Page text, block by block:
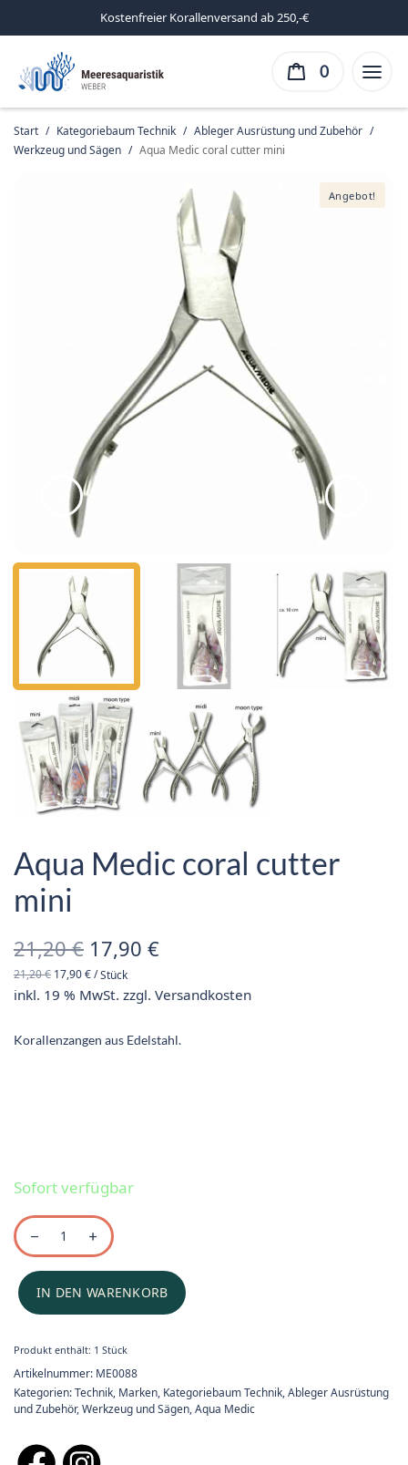
Kostenfreier Korallenversand ab 250,-€
0
Start / Kategoriebaum Technik / Ableger Ausrüstung und Zubehör /
Werkzeug und Sägen / Aqua Medic coral cutter mini
Angebot!
Aqua Medic coral cutter
mini
21,20€ Ursprünglicher
Preis war:
17,90€
21,20€ 17,90€/Stück
inkl. 19 % MwSt. zzgl.Versandkosten
Korallenzangen aus Edelstahl.
Sofort verfügbar
IN DEN WARENKORB
Produkt enthält: 1Stück
Artikelnummer: ME0088
Kategorien:Technik, Marken, Kategoriebaum Technik,Ableger Ausrüstung
und Zubehör,Werkzeug und Sägen,Aqua Medic